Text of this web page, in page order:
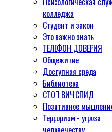
колледжа
Студент и закон
Это важно знать
ТЕЛЕФОН ДОВЕРИЯ
Общежитие
Доступная среда
Библиотека
СТОП ВИЧ.СПИД
Позитивное
Терроризм - угроза
человечеству